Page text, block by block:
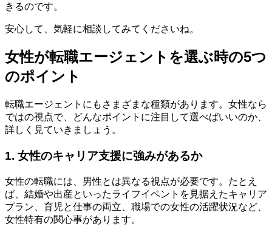
きるのです。
安心して、気軽に相談してみてくださいね。
女性が転職エージェントを選ぶ時の5つ
のポイント
転職エージェントにもさまざまな種類があります。女性なら
ではの視点で、どんなポイントに注目して選べばいいのか、
詳しく見ていきましょう。
1. 女性のキャリア支援に強みがあるか
女性の転職には、男性とは異なる視点が必要です。たとえ
ば、結婚や出産といったライフイベントを見据えたキャリア
プラン、育児と仕事の両立、職場での女性の活躍状況など、
女性特有の関心事があります。